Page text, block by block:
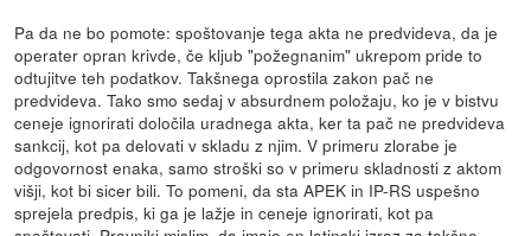
Pa da ne bo pomote: spoštovanje tega akta ne predvideva, da je
operater opran krivde, če kljub "požegnanim" ukrepom pride to
odtujitve teh podatkov. Takšnega oprostila zakon pač ne
predvideva. Tako smo sedaj v absurdnem položaju, ko je v bistvu
ceneje ignorirati določila uradnega akta, ker ta pač ne predvideva
sankcij, kot pa delovati v skladu z njim. V primeru zlorabe je
odgovornost enaka, samo stroški so v primeru skladnosti z aktom
višji, kot bi sicer bili. To pomeni, da sta APEK in IP-RS uspešno
sprejela predpis, ki ga je lažje in ceneje ignorirati, kot pa